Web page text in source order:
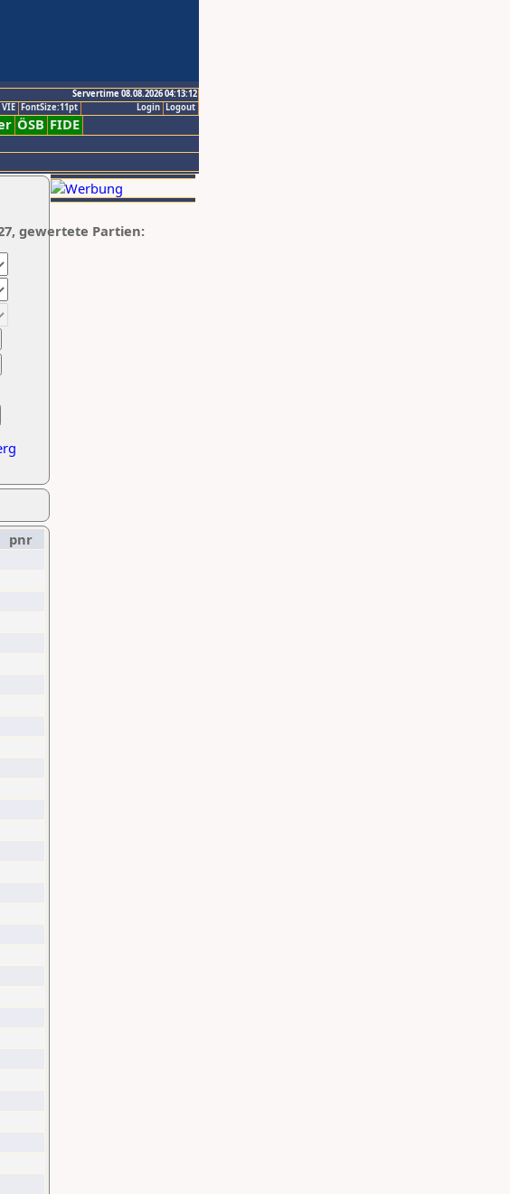
Servertime 08.08.2026 04:13:12
Logout
Login
VIE FontSize:11pt
ÖSB FIDE
gewertete Partien:
pnr